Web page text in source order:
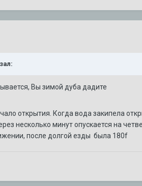
Вы зимой дуба дадите
открытия. Когда вода закипела
несколько минут опускается на
после долгой езды была 180f